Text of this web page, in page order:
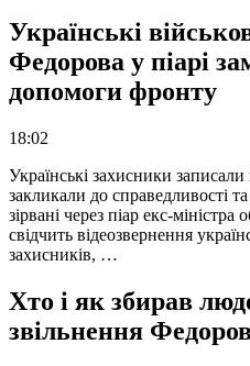
Українські
Федорова у піарі
допомоги фронту
18:02
Українські захисники
закликали до справедливості
зірвані через піар екс-
свідчить відеозвернення
захисників, …
Хто і як збирав
звільнення